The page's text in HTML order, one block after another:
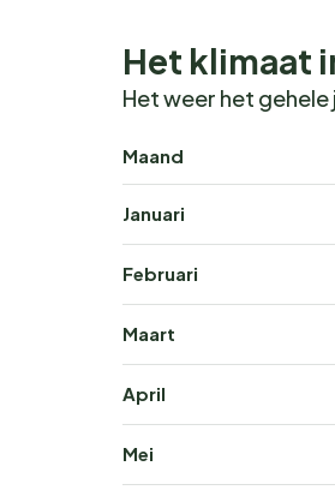
Het klimaat
Het weer het gehele
Maand
Januari
Februari
Maart
April
Mei